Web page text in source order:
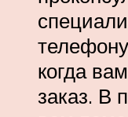
когда
заказ. В